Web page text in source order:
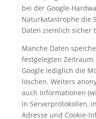
bei der Google-
Naturkatastrophe die
Daten ziemlich sicher
Manche Daten
festgelegten
Google lediglich die
löschen. Weiters
auch Informationen
in Serverprotokollen,
Adresse und Cookie-